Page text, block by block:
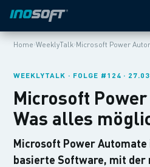
Home›WeeklyTalk›Microsoft Power
WEEKLYTALK · FOLGE #124 ·
Microsoft
Was alles
Microsoft Power Automate
basierte Software, mit